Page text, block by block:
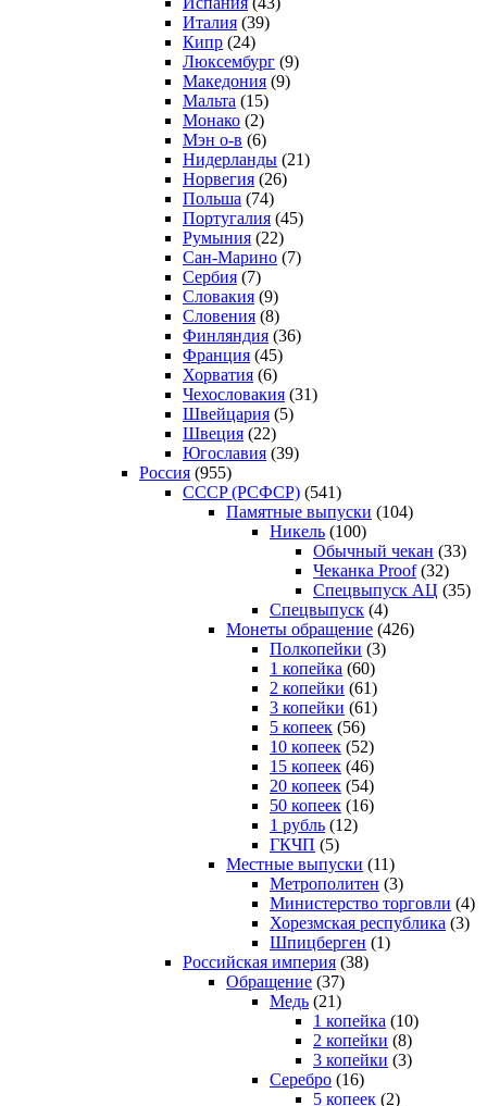
Италия (39)
Кипр (24)
Люксембург (9)
Македония (9)
Мальта (15)
Монако (2)
Мэн о-в (6)
Нидерланды (21)
Норвегия (26)
Польша (74)
Португалия (45)
Румыния (22)
Сан-Марино (7)
Сербия (7)
Словакия (9)
Словения (8)
Финляндия (36)
Франция (45)
Хорватия (6)
Чехословакия (31)
Швейцария (5)
Швеция (22)
Югославия (39)
Россия (955)
CCCP (РСФСР) (541)
Памятные выпуски (104)
Никель (100)
Обычный чекан (33)
Чеканка Proof(32)
Спецвыпуск АЦ (35)
Спецвыпуск (4)
Монеты обращение (426)
Полкопейки (3)
1 копейка (60)
2 копейки (61)
3 копейки (61)
5 копеек (56)
10 копеек (52)
15 копеек (46)
20 копеек (54)
50 копеек (16)
1 рубль (12)
ГКЧП (5)
Местные выпуски (11)
Метрополитен (3)
Министерство торговли (4)
Хорезмская республика (3)
Шпицберген (1)
Российская империя (38)
Обращение (37)
Медь (21)
1 копейка (10)
2 копейки (8)
3 копейки (3)
Серебро (16)
5 копеек (2)